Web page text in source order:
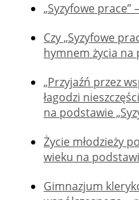
„Syzyfowe prace”
Czy „Syzyfowe
hymnem życia na
„Przyjaźń przez
łagodzi
na podstawie
Życie młodzieży
wieku na
Gimnazjum